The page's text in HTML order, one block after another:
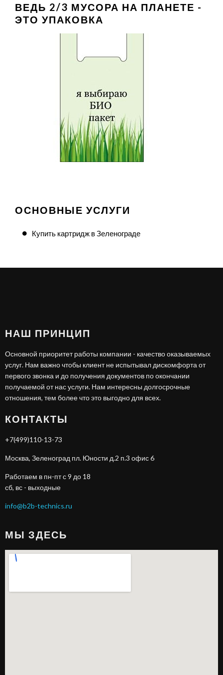
ВЕДЬ 2/3 МУСОРА НА ПЛАНЕТЕ -
ЭТО УПАКОВКА
ОСНОВНЫЕ УСЛУГИ
Купить картридж в Зеленограде
НАШ ПРИНЦИП
Основной приоритет работы компании - качество оказываемых
услуг. Нам важно чтобы клиент не испытывал дискомфорта от
первого звонка и до получения документов по окончании
получаемой от нас услуги. Нам интересны долгосрочные
отношения, тем более что это выгодно для всех.
КОНТАКТЫ
+7(499)110-13-73
Москва, Зеленоград пл. Юности д.2 п.3 офис 6
Работаем в пн-пт с 9 до 18
сб, вс - выходные
info@b2b-technics.ru
МЫ ЗДЕСЬ